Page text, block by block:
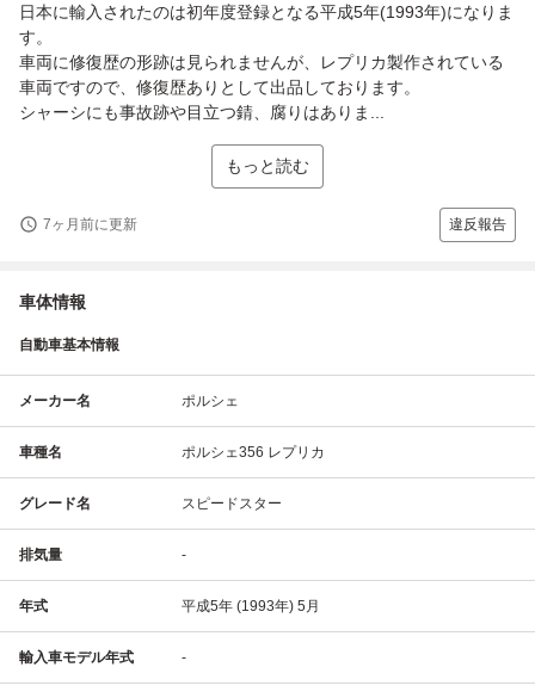
日本に輸入されたのは初年度登録となる平成5年(1993年)になりま
す。
車両に修復歴の形跡は見られませんが、レプリカ製作されている
車両ですので、修復歴ありとして出品しております。
シャーシにも事故跡や目立つ錆、腐りはありま...
もっと読む
7ヶ月前に更新 違反報告
車体情報
自動車基本情報
メーカー名 ポルシェ
車種名 ポルシェ356 レプリカ
グレード名 スピードスター
排気量 -
年式 平成5年 (1993年) 5月
輸入車モデル年式 -